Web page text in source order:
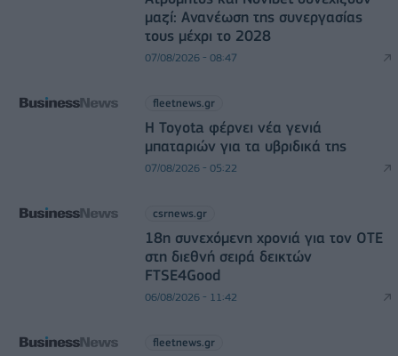
μαζί: Ανανέωση της συνεργασίας
τους μέχρι το 2028
07/08/2026 - 08:47
fleetnews.gr
Η Toyota φέρνει νέα γενιά
μπαταριών για τα υβριδικά της
07/08/2026 - 05:22
csrnews.gr
18η συνεχόμενη χρονιά για τον ΟΤΕ
στη διεθνή σειρά δεικτών
FTSE4Good
06/08/2026 - 11:42
fleetnews.gr